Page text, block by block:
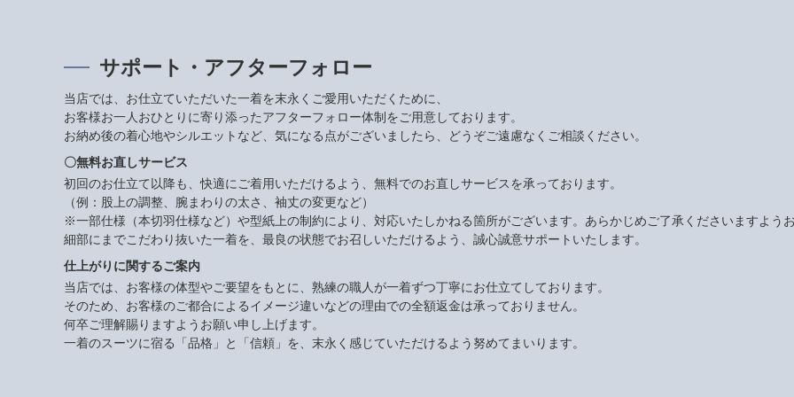
サポート・アフターフォロー
当店では、お仕立ていただいた一着を末永くご愛用いただくために、
お客様お一人おひとりに寄り添ったアフターフォロー体制をご用意しております。
お納め後の着心地やシルエットなど、気になる点がございましたら、どうぞご遠慮なくご相談ください。
〇無料お直しサービス
初回のお仕立て以降も、快適にご着用いただけるよう、無料でのお直しサービスを承っております。
（例：股上の調整、腕まわりの太さ、袖丈の変更など）
※一部仕様（本切羽仕様など）や型紙上の制約により、対応いたしかねる箇所がございます。あらかじめご了承くださいますようお
細部にまでこだわり抜いた一着を、最良の状態でお召しいただけるよう、誠心誠意サポートいたします。
仕上がりに関するご案内
当店では、お客様の体型やご要望をもとに、熟練の職人が一着ずつ丁寧にお仕立てしております。
そのため、お客様のご都合によるイメージ違いなどの理由での全額返金は承っておりません。
何卒ご理解賜りますようお願い申し上げます。
一着のスーツに宿る「品格」と「信頼」を、末永く感じていただけるよう努めてまいります。